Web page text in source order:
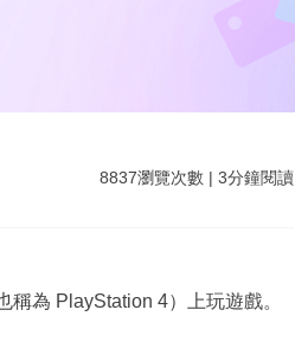
8837瀏覽次數 | 3分鐘閱讀
為 PlayStation 4）上玩遊戲。